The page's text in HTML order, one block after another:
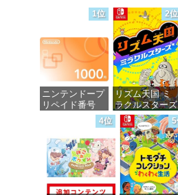
1位
ニンテンドープ
リペイド番号
1000円|オンラ
価格：¥1,000
2位
リズム天国 ミ
ラクルスターズ
-Switch
価格：
4位 5